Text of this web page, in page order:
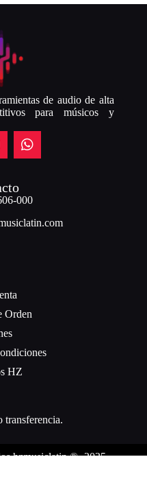
de audio de alta
para músicos y
000
Orden
HZ
transferencia.
hzmusiclatin ® -2025.